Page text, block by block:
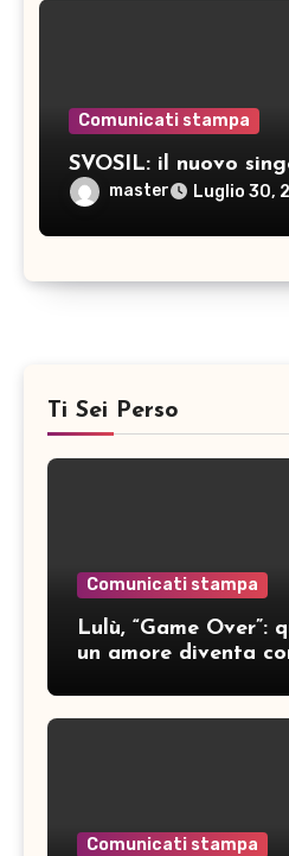
Comunicati stampa
SVOSIL: il nuovo
master Luglio 30,
Ti Sei Perso
Comunicati stampa
Lulù, “Game Over”:
un amore diventa
Comunicati stampa